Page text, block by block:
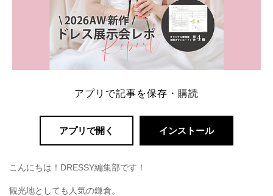
アプリで記事を保存・購読
アプリで開く インストール
こんにちは！DRESSY編集部です！
観光地としても人気の鎌倉。